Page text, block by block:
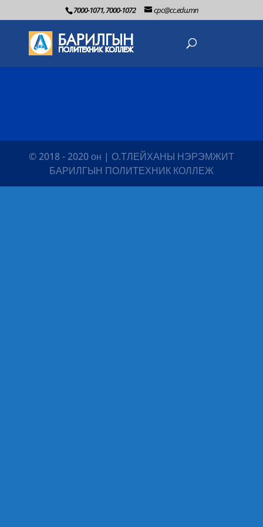
7000-1071, 7000-1072 cpc@cc.edu.mn
© 2018 - 2020 он | О.ТЛЕЙХАНЫ НЭРЭМЖИТ
БАРИЛГЫН ПОЛИТЕХНИК КОЛЛЕЖ